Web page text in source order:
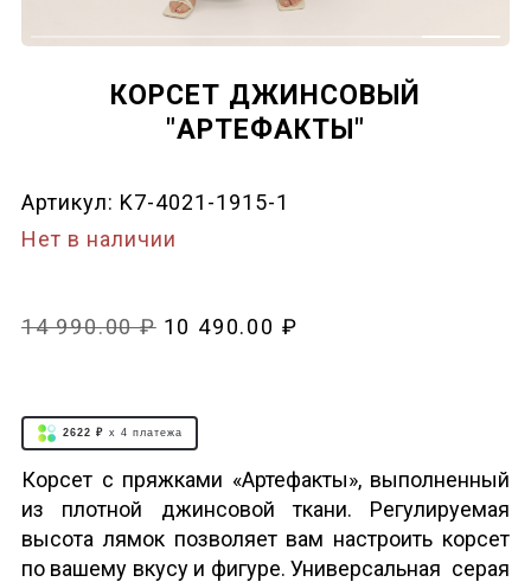
КОРСЕТ ДЖИНСОВЫЙ
"АРТЕФАКТЫ"
Артикул: K7-4021-1915-1
Нет в наличии
14 990.00 ₽ 10 490.00 ₽
2622 ₽ x 4 платежа
Корсет с пряжками «Артефакты», выполненный
из плотной джинсовой ткани. Регулируемая
высота лямок позволяет вам настроить корсет
по вашему вкусу и фигуре. Универсальная серая